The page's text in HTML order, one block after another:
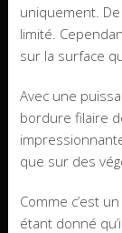
uniquement.
limité.
sur la surface
Avec une
bordure filaire
que sur des
Comme c’est
étant donné